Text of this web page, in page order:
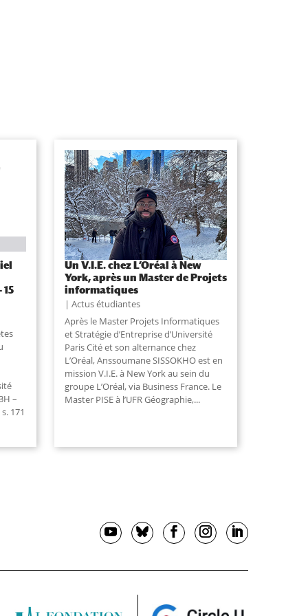
–
171
Un V.I.E. chez L’Oréal à New
York, après un Master de Projets
informatiques
Actus étudiantes
Après le Master Projets Informatiques
et Stratégie d’Entreprise d’Université
Paris Cité et son alternance chez
L’Oréal, Anssoumane SISSOKHO est en
mission V.I.E. à New York au sein du
groupe L’Oréal, via Business France. Le
Master PISE à l’UFR Géographie,...